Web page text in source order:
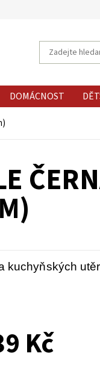
DOMÁCNOST
kuchyňských
Kč